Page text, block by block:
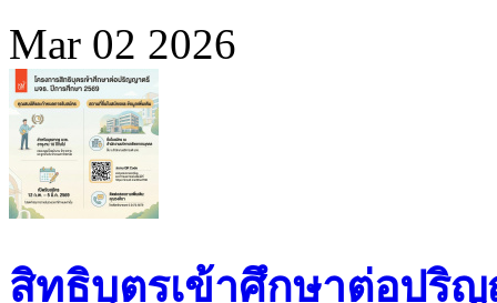
Mar 02 2026
สิทธิบุตรเข้าศึกษาต่อปริญ